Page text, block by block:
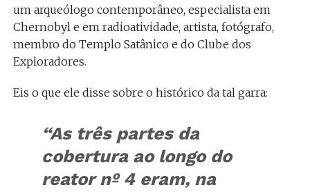
um arqueólogo contemporâneo, especialista em
Chernobyl e em radioatividade, artista, fotógrafo,
membro do Templo Satânico e do Clube dos
Exploradores.
Eis o que ele disse sobre o histórico da tal garra:
“As três partes da
cobertura ao longo do
reator nº 4 eram, na